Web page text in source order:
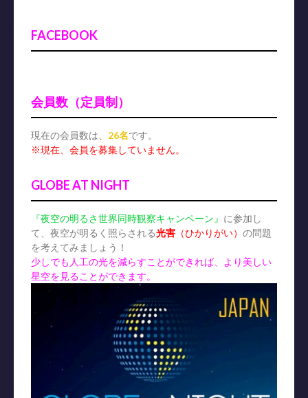
FACEBOOK
会員数（定員制）
現在の会員数は、 26名です。
※現在、会員を募集していません。
GLOBE AT NIGHT
『夜空の明るさ世界同時観察キャンペーン』 に参加し
て、夜空が明るく照らされる光害 （ひかりがい） の問題
を考えてみましょう！
少しでも人工の光を減らすことができれば、より美しい
星空を見ることができます。